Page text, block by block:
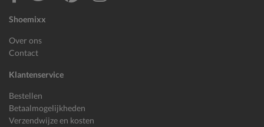
Shoemixx
Over ons
Contact
Klantenservice
Bestellen
Betaalmogelijkheden
Verzendwijze en kosten